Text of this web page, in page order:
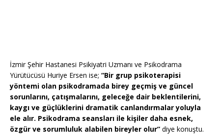
İzmir Şehir Hastanesi Psikiyatri Uzmanı ve Psikodrama
Yürütücüsü Huriye Ersen ise; “Bir grup psikoterapisi
yöntemi olan psikodramada birey geçmiş ve güncel
sorunlarını, çatışmalarını, geleceğe dair beklentilerini,
kaygı ve güçlüklerini dramatik canlandırmalar yoluyla
ele alır. Psikodrama seansları ile kişiler daha esnek,
özgür ve sorumluluk alabilen bireyler olur” diye konuştu.